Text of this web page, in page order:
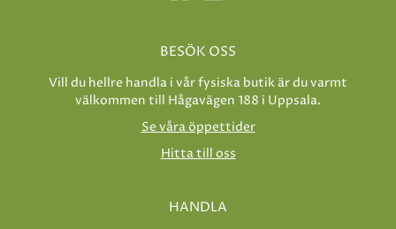
BESÖK OSS
Vill du hellre handla i vår fysiska butik är du varmt
välkommen till Hågavägen 188 i Uppsala.
Se våra öppettider
Hitta till oss
HANDLA